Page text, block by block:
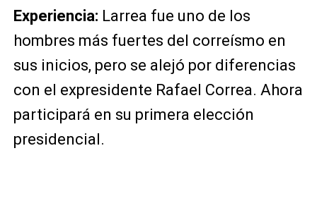
Experiencia: Larrea fue uno de los
hombres más fuertes del correísmo en
sus inicios, pero se alejó por diferencias
con el expresidente Rafael Correa. Ahora
participará en su primera elección
presidencial.